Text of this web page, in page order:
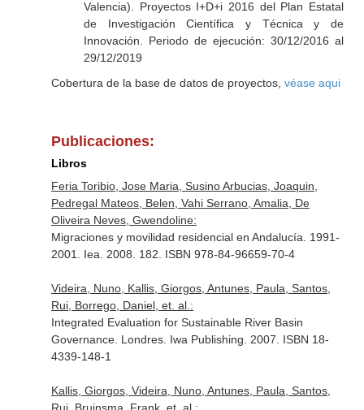
Valencia). Proyectos I+D+i 2016 del Plan Estatal
de Investigación Científica y Técnica y de
Innovación. Periodo de ejecución: 30/12/2016 al
29/12/2019
Cobertura de la base de datos de proyectos, véase aqui
Publicaciones:
Libros
Feria Toribio, Jose Maria, Susino Arbucias, Joaquin,
Pedregal Mateos, Belen, Vahi Serrano, Amalia, De
Oliveira Neves, Gwendoline:
Migraciones y movilidad residencial en Andalucía. 1991-
2001. Iea. 2008. 182. ISBN 978-84-96659-70-4
Videira, Nuno, Kallis, Giorgos, Antunes, Paula, Santos,
Rui, Borrego, Daniel, et. al.:
Integrated Evaluation for Sustainable River Basin
Governance. Londres. Iwa Publishing. 2007. ISBN 18-
4339-148-1
Kallis, Giorgos, Videira, Nuno, Antunes, Paula, Santos,